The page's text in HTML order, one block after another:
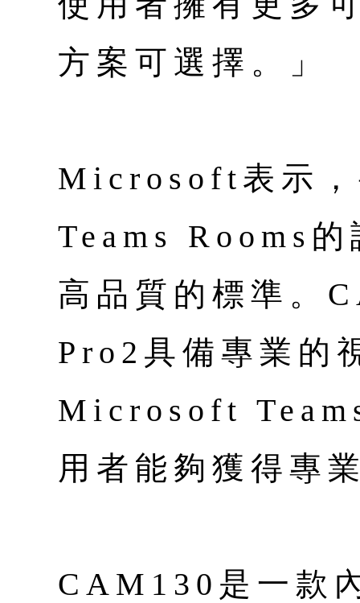
方案可選擇。」
Microsoft表示
Teams Rooms
高品質的標準。
Pro2具備專業的
Microsoft
用者能夠獲得專
CAM130是一款